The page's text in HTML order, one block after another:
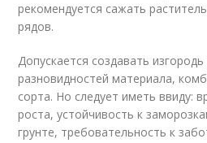
рекомендуется сажать
рядов.
Допускается создавать изгородь
разновидностей материала,
сорта. Но следует иметь ввиду:
роста, устойчивость к
грунте, требовательность к